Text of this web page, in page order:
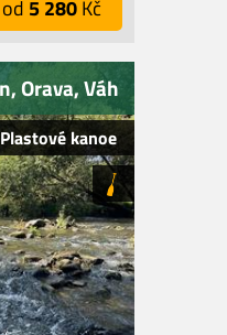
od 5 280Kč
Orava, Váh
Plastové kanoe